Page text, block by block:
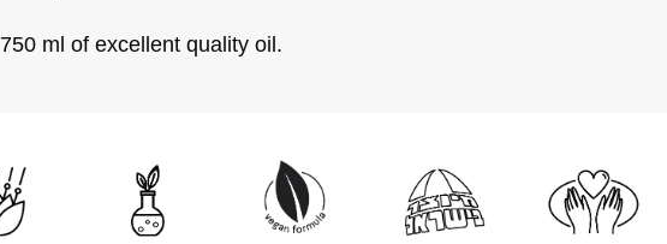
750 ml of excellent quality oil.